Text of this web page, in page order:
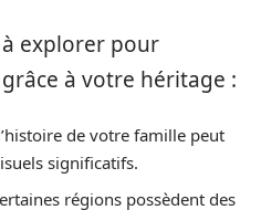
explorer pour
à votre héritage :
de votre famille peut
significatifs.
régions possèdent des